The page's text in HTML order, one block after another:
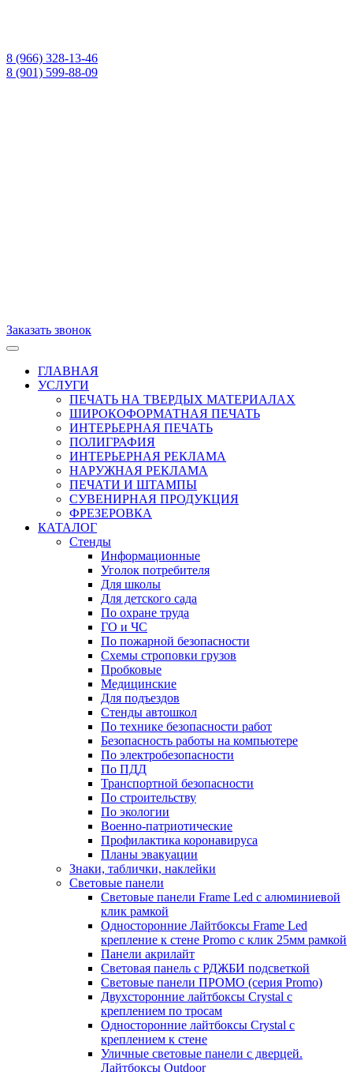
8 (966) 328-13-46
8 (901) 599-88-09
Заказать звонок
ГЛАВНАЯ
УСЛУГИ
ПЕЧАТЬ НА ТВЕРДЫХ МАТЕРИАЛАХ
ШИРОКОФОРМАТНАЯ ПЕЧАТЬ
ИНТЕРЬЕРНАЯ ПЕЧАТЬ
ПОЛИГРАФИЯ
ИНТЕРЬЕРНАЯ РЕКЛАМА
НАРУЖНАЯ РЕКЛАМА
ПЕЧАТИ И ШТАМПЫ
СУВЕНИРНАЯ ПРОДУКЦИЯ
ФРЕЗЕРОВКА
КАТАЛОГ
Стенды
Информационные
Уголок потребителя
Для школы
Для детского сада
По охране труда
ГО и ЧС
По пожарной безопасности
Схемы строповки грузов
Пробковые
Медицинские
Для подъездов
Стенды автошкол
По технике безопасности работ
Безопасность работы на компьютере
По электробезопасности
По ПДД
Транспортной безопасности
По строительству
По экологии
Военно-патриотические
Профилактика коронавируса
Планы эвакуации
Знаки, таблички, наклейки
Световые панели
Световые панели Frame Led с алюминиевой
клик рамкой
Односторонние Лайтбоксы Frame Led
крепление к стене Promo с клик 25мм рамкой
Панели акрилайт
Световая панель с РДЖБИ подсветкой
Световые панели ПРОМО (серия Promo)
Двухсторонние лайтбоксы Crystal с
креплением по тросам
Односторонние лайтбоксы Crystal с
креплением к стене
Уличные световые панели с дверцей.
Лайтбоксы Outdoor